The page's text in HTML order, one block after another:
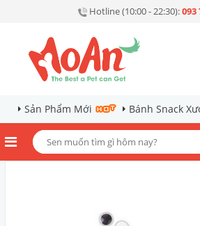
Hotline (10:00 - 22:30):093
Sản Phẩm Mới Bánh Snack